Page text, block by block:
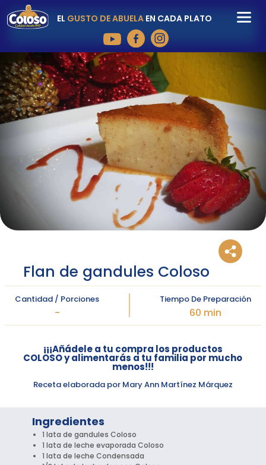
EL GUSTO DE ABUELAEN CADA PLATO
Flan de gandules Coloso
Cantidad / Porciones
-
Tiempo De Preparación
60 min
¡¡¡Añádele a tu compra los productos
COLOSO y alimentarás a tu familia por mucho
menos!!!
Receta elaborada por Mary Ann Martínez Márquez
Ingredientes
1 lata de gandules Coloso
1 lata de leche evaporada Coloso
1 lata de leche Condensada